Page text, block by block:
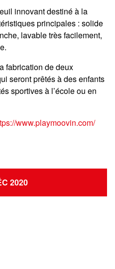
innovant destiné à la
principales : solide
lavable très facilement,
fabrication de deux
seront prêtés à des enfants
sportives à l’école ou en
www.playmoovin.com/
2020